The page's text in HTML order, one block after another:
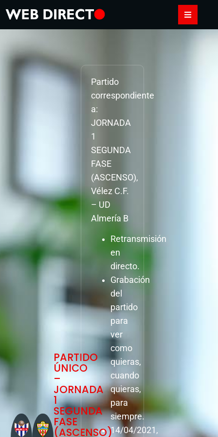
PARTIDO
ÚNICO
–
JORNADA
1
SEGUNDA
FASE
(ASCENSO)
Partido
correspondiente
a:
JORNADA
1
SEGUNDA
FASE
(ASCENSO),
Vélez C.F.
– UD
Almería B
Retransmisión
en
directo.
Grabación
del
partido
para
ver
como
quieras,
cuando
quieras,
para
siempre.
14/04/2021,